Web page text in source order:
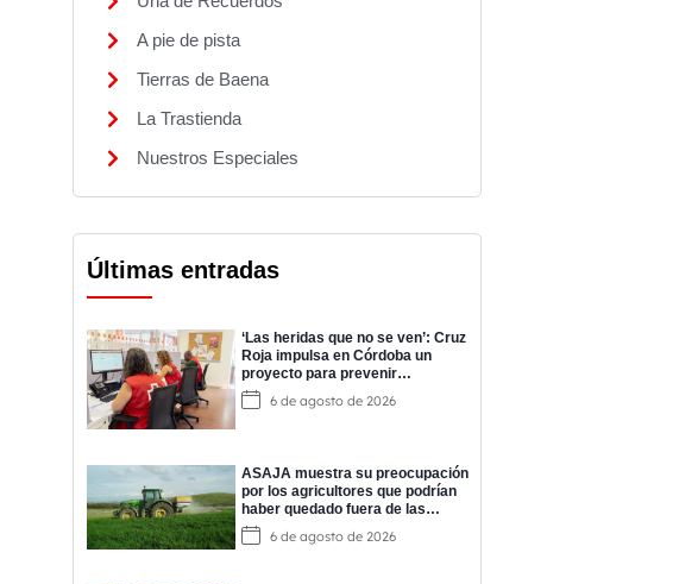
A pie de pista
Tierras de Baena
La Trastienda
Nuestros Especiales
Últimas entradas
‘Las heridas que no se ven’: Cruz
Roja impulsa en Córdoba un
proyecto para prevenir
adicciones y cuidar la salud
mental6 de agosto de 2026
ASAJA muestra su preocupación
por los agricultores que podrían
haber quedado fuera de las
ayudas a los fertilizantes
6 de agosto de 2026